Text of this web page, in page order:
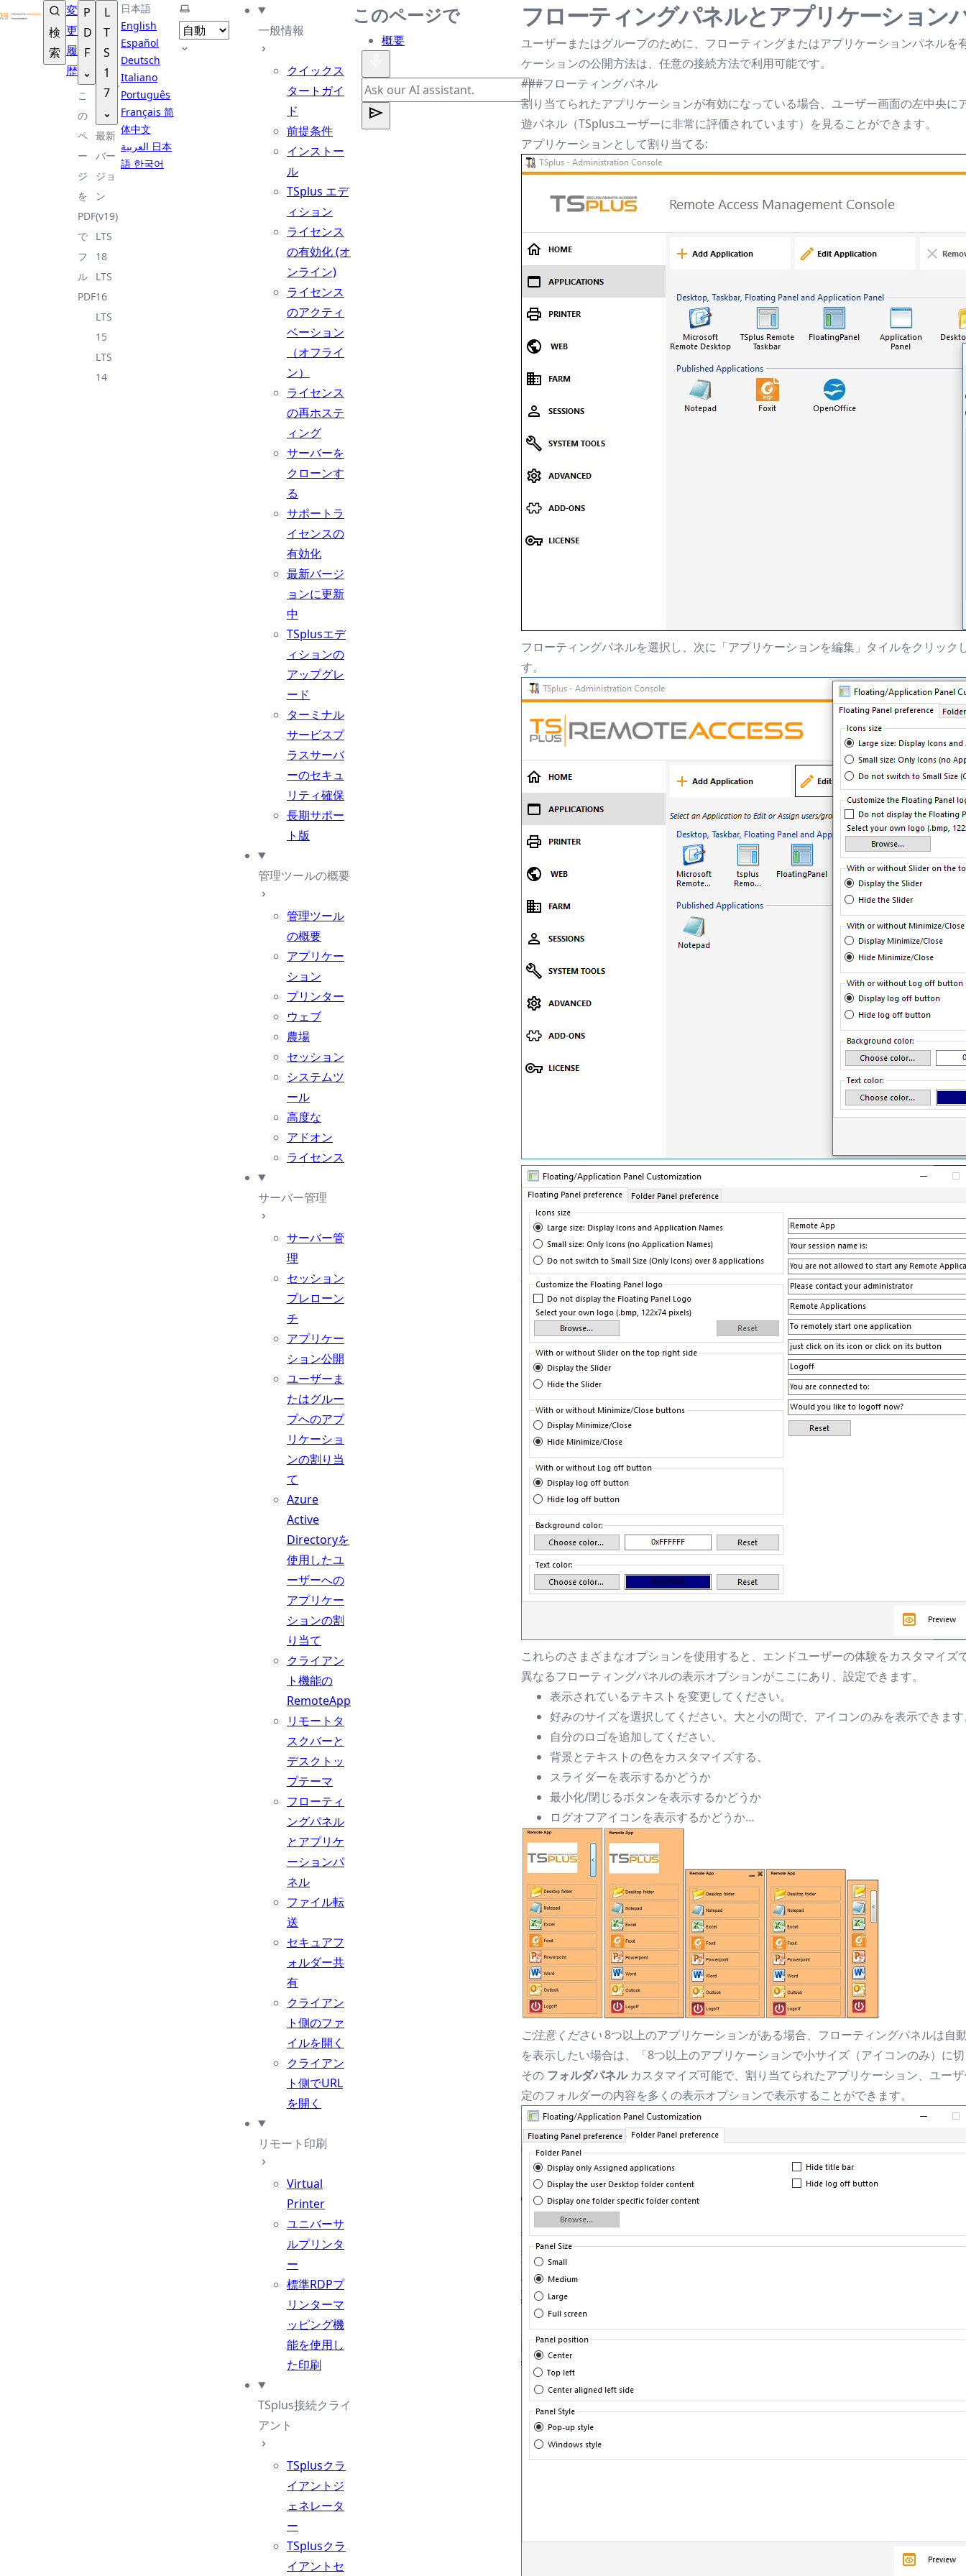
TSplus ドキュメンテーション ®
検
索
変
更
履
歴
P
D
F
こ
の
ペ
ー
ジ
を
PDF
で
フ
ル
PDF
L
T
S
1
7
最新
バー
ジョ
ン
(v19)
LTS
18
LTS
16
LTS
15
LTS
14
日本語
English
Español
Deutsch
Italiano
Português
Français简
体中文
日本
語 한국어
テーマを選択
一般情報
クイックス
タートガイ
ド
前提条件
インストー
ル
TSplus エデ
ィション
ライセンス
の有効化 (オ
ンライン)
ライセンス
のアクティ
ベーション
（オフライ
ン）
ライセンス
の再ホステ
ィング
サーバーを
クローンす
る
サポートラ
イセンスの
有効化
最新バージ
ョンに更新
中
TSplusエデ
ィションの
アップグレ
ード
ターミナル
サービスプ
ラスサーバ
ーのセキュ
リティ確保
長期サポー
ト版
管理ツールの概要
管理ツール
の概要
アプリケー
ション
プリンター
ウェブ
農場
セッション
システムツ
ール
高度な
アドオン
ライセンス
サーバー管理
サーバー管
理
セッション
プレローン
チ
アプリケー
ション公開
ユーザーま
たはグルー
プへのアプ
リケーショ
ンの割り当
て
Azure
Active
Directoryを
使用したユ
ーザーへの
アプリケー
ションの割
り当て
クライアン
ト機能の
RemoteApp
リモートタ
スクバーと
デスクトッ
プテーマ
フローティ
ングパネル
とアプリケ
ーションパ
ネル
ファイル転
送
セキュアフ
ォルダー共
有
クライアン
ト側のファ
イルを開く
クライアン
ト側でURL
を開く
リモート印刷
Virtual
Printer
ユニバーサ
ルプリンタ
ー
標準RDPプ
リンターマ
ッピング機
能を使用し
た印刷
TSplus接続クライ
アント
TSplusクラ
イアントジ
ェネレータ
ー
TSplusクラ
イアントセ
このページで
概要
フローティングパネルとアプリケーション
ユーザーまたはグループのために、フローティングまたはアプリケーションパネル
ケーションの公開方法は、任意の接続方法で利用可能です。
###フローティングパネル
割り当てられたアプリケーションが有効になっている場合、ユーザー画面の左中央
遊パネル（TSplusユーザーに非常に評価されています）を見ることができます。
アプリケーションとして割り当てる:
フローティングパネルを選択し、次に「アプリケーションを編集」タイルをクリッ
す。
これらのさまざまなオプションを使用すると、エンドユーザーの体験をカスタマイズ
異なるフローティングパネルの表示オプションがここにあり、設定できます。
表示されているテキストを変更してください。
好みのサイズを選択してください。大と小の間で、アイコンのみを表示できま
自分のロゴを追加してください、
背景とテキストの色をカスタマイズする、
スライダーを表示するかどうか
最小化/閉じるボタンを表示するかどうか
ログオフアイコンを表示するかどうか…
ご注意ください8つ以上のアプリケーションがある場合、フローティングパネルは自
を表示したい場合は、「8つ以上のアプリケーションで小サイズ（アイコンのみ）に
その フォルダパネル カスタマイズ可能で、割り当てられたアプリケーション、ユー
定のフォルダーの内容を多くの表示オプションで表示することができます。